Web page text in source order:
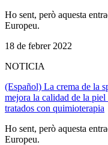
Ho sent, però aquesta
Europeu.
18 de febrer 2022
NOTICIA
(Español) La crema de la
mejora la calidad de la
tratados con quimioterapia
Ho sent, però aquesta
Europeu.